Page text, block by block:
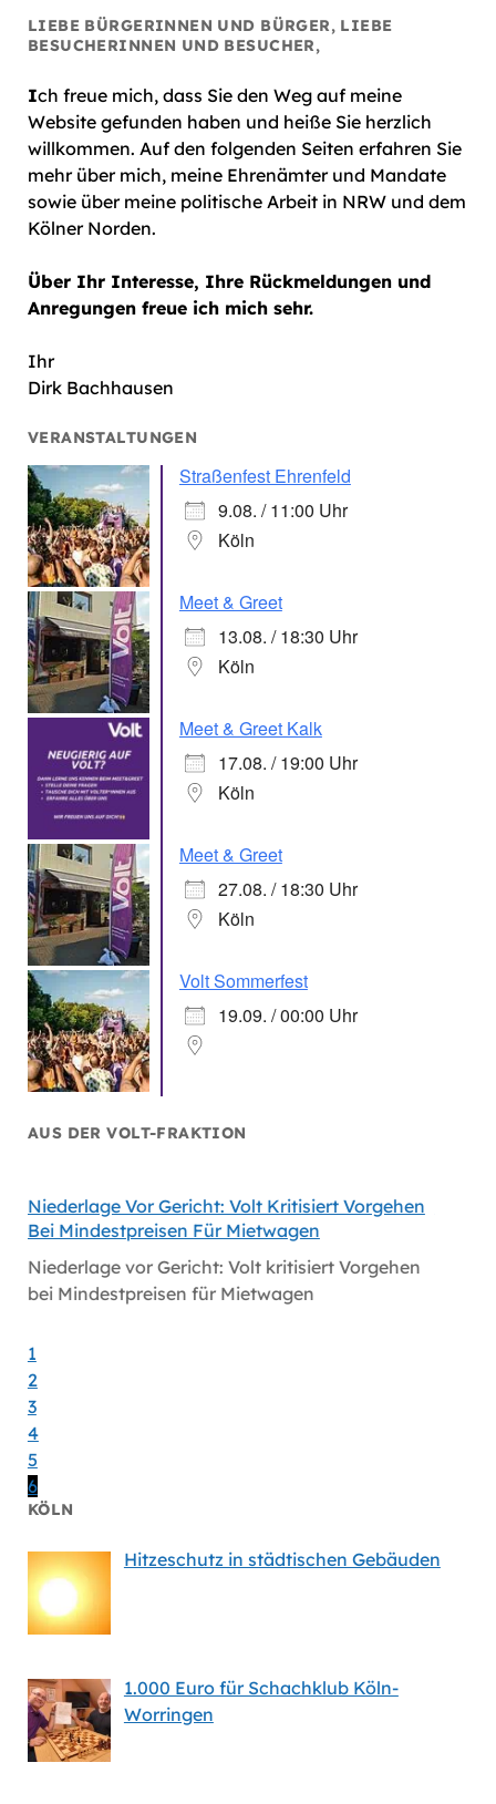
LIEBE BÜRGERINNEN UND BÜRGER, LIEBE
BESUCHERINNEN UND BESUCHER,
Ich freue mich, dass Sie den Weg auf meine
Website gefunden haben und heiße Sie herzlich
willkommen. Auf den folgenden Seiten erfahren Sie
mehr über mich, meine Ehrenämter und Mandate
sowie über meine politische Arbeit in NRW und dem
Kölner Norden.
Über Ihr Interesse, Ihre Rückmeldungen und
Anregungen freue ich mich sehr.
Ihr
Dirk Bachhausen
VERANSTALTUNGEN
Straßenfest Ehrenfeld
9.08. / 11:00 Uhr
Köln
Meet & Greet
13.08. / 18:30 Uhr
Köln
Meet & Greet Kalk
17.08. / 19:00 Uhr
Köln
Meet & Greet
27.08. / 18:30 Uhr
Köln
Volt Sommerfest
19.09. / 00:00 Uhr
AUS DER VOLT-FRAKTION
Niederlage Vor Gericht: Volt Kritisiert Vorgehen
Bei Mindestpreisen Für Mietwagen
Niederlage vor Gericht: Volt kritisiert Vorgehen
bei Mindestpreisen für Mietwagen
1
2
3
4
5
6
KÖLN
Hitzeschutz in städtischen Gebäuden
1.000 Euro für Schachklub Köln-
Worringen